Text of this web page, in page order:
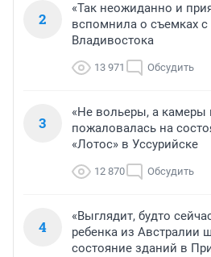
2
«Так неожиданно и
вспомнила о съемках с
Владивостока
13 971 Обсудить
3
«Не вольеры, а камеры
пожаловалась на
«Лотос» в Уссурийске
12 870 Обсудить
4
«Выглядит, будто
ребенка из Австралии
состояние зданий в